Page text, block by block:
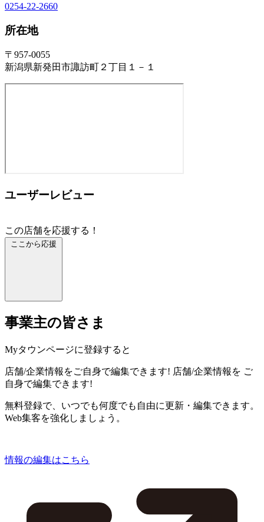
0254-22-2660
所在地
〒957-0055
新潟県新発田市諏訪町２丁目１－１
ユーザーレビュー
この店舗を応援する！
ここから応援
事業主の皆さま
Myタウンページに登録すると
店舗/企業情報をご自身で編集できます! 店舗/企業情報を ご
自身で編集できます!
無料登録で、いつでも何度でも自由に更新・編集できます。
Web集客を強化しましょう。
情報の編集はこちら